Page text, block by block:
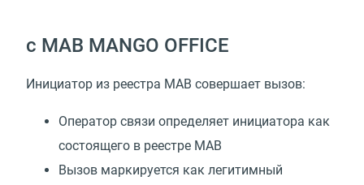
с МАВ MANGO OFFICE
Инициатор из реестра МАВ совершает вызов:
Оператор связи определяет инициатора как
состоящего в реестре МАВ
Вызов маркируется как легитимный